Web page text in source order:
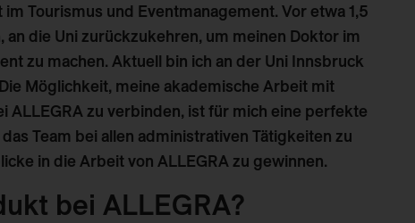
Tourismus und Eventmanagement. Vor etwa 1,5
die Uni zurückzukehren, um meinen Doktor im
zu machen. Aktuell bin ich an der Uni Innsbruck
Möglichkeit, meine akademische Arbeit mit
ALLEGRA zu verbinden, ist für mich eine perfekte
Team bei allen administrativen Tätigkeiten zu
in die Arbeit von ALLEGRA zu gewinnen.
bei ALLEGRA?